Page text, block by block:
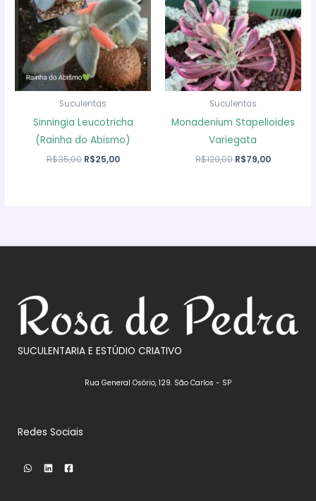
Suculentas
Sinningia Leucotricha
(Rainha do Abismo)
R$35,00 O
R$25,00O
Suculentas
Monadenium Stapelioides
Variegata
R$120,00 O
R$79,00O
SUCULENTARIA E ESTÚDIO CRIATIVO
Rua General Osório, 129. São Carlos - SP
Redes Sociais